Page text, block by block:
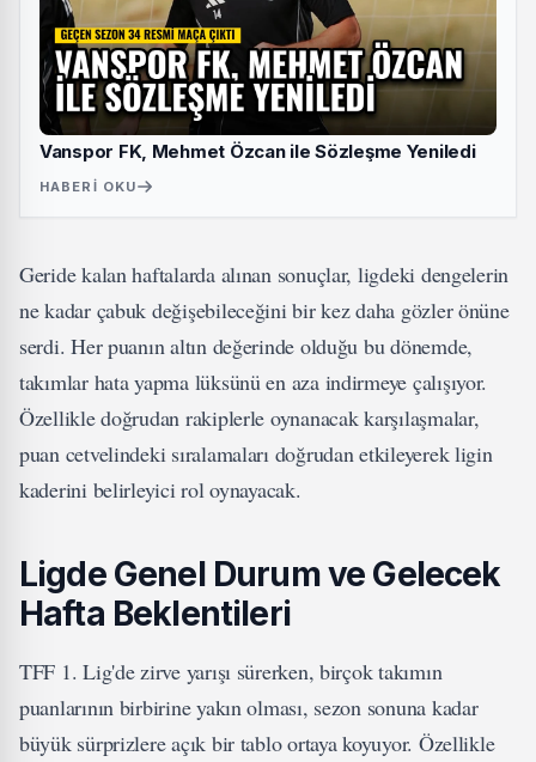
Vanspor FK, Mehmet Özcan ile Sözleşme Yeniledi
HABERI OKU
Geride kalan haftalarda alınan sonuçlar, ligdeki dengelerin
ne kadar çabuk değişebileceğini bir kez daha gözler önüne
serdi. Her puanın altın değerinde olduğu bu dönemde,
takımlar hata yapma lüksünü en aza indirmeye çalışıyor.
Özellikle doğrudan rakiplerle oynanacak karşılaşmalar,
puan cetvelindeki sıralamaları doğrudan etkileyerek ligin
kaderini belirleyici rol oynayacak.
Ligde Genel Durum ve Gelecek
Hafta Beklentileri
TFF 1. Lig'de zirve yarışı sürerken, birçok takımın
puanlarının birbirine yakın olması, sezon sonuna kadar
büyük sürprizlere açık bir tablo ortaya koyuyor. Özellikle